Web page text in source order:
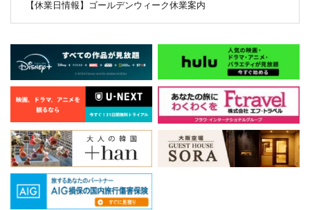
【休業日情報】ゴールデンウィーク休業案内